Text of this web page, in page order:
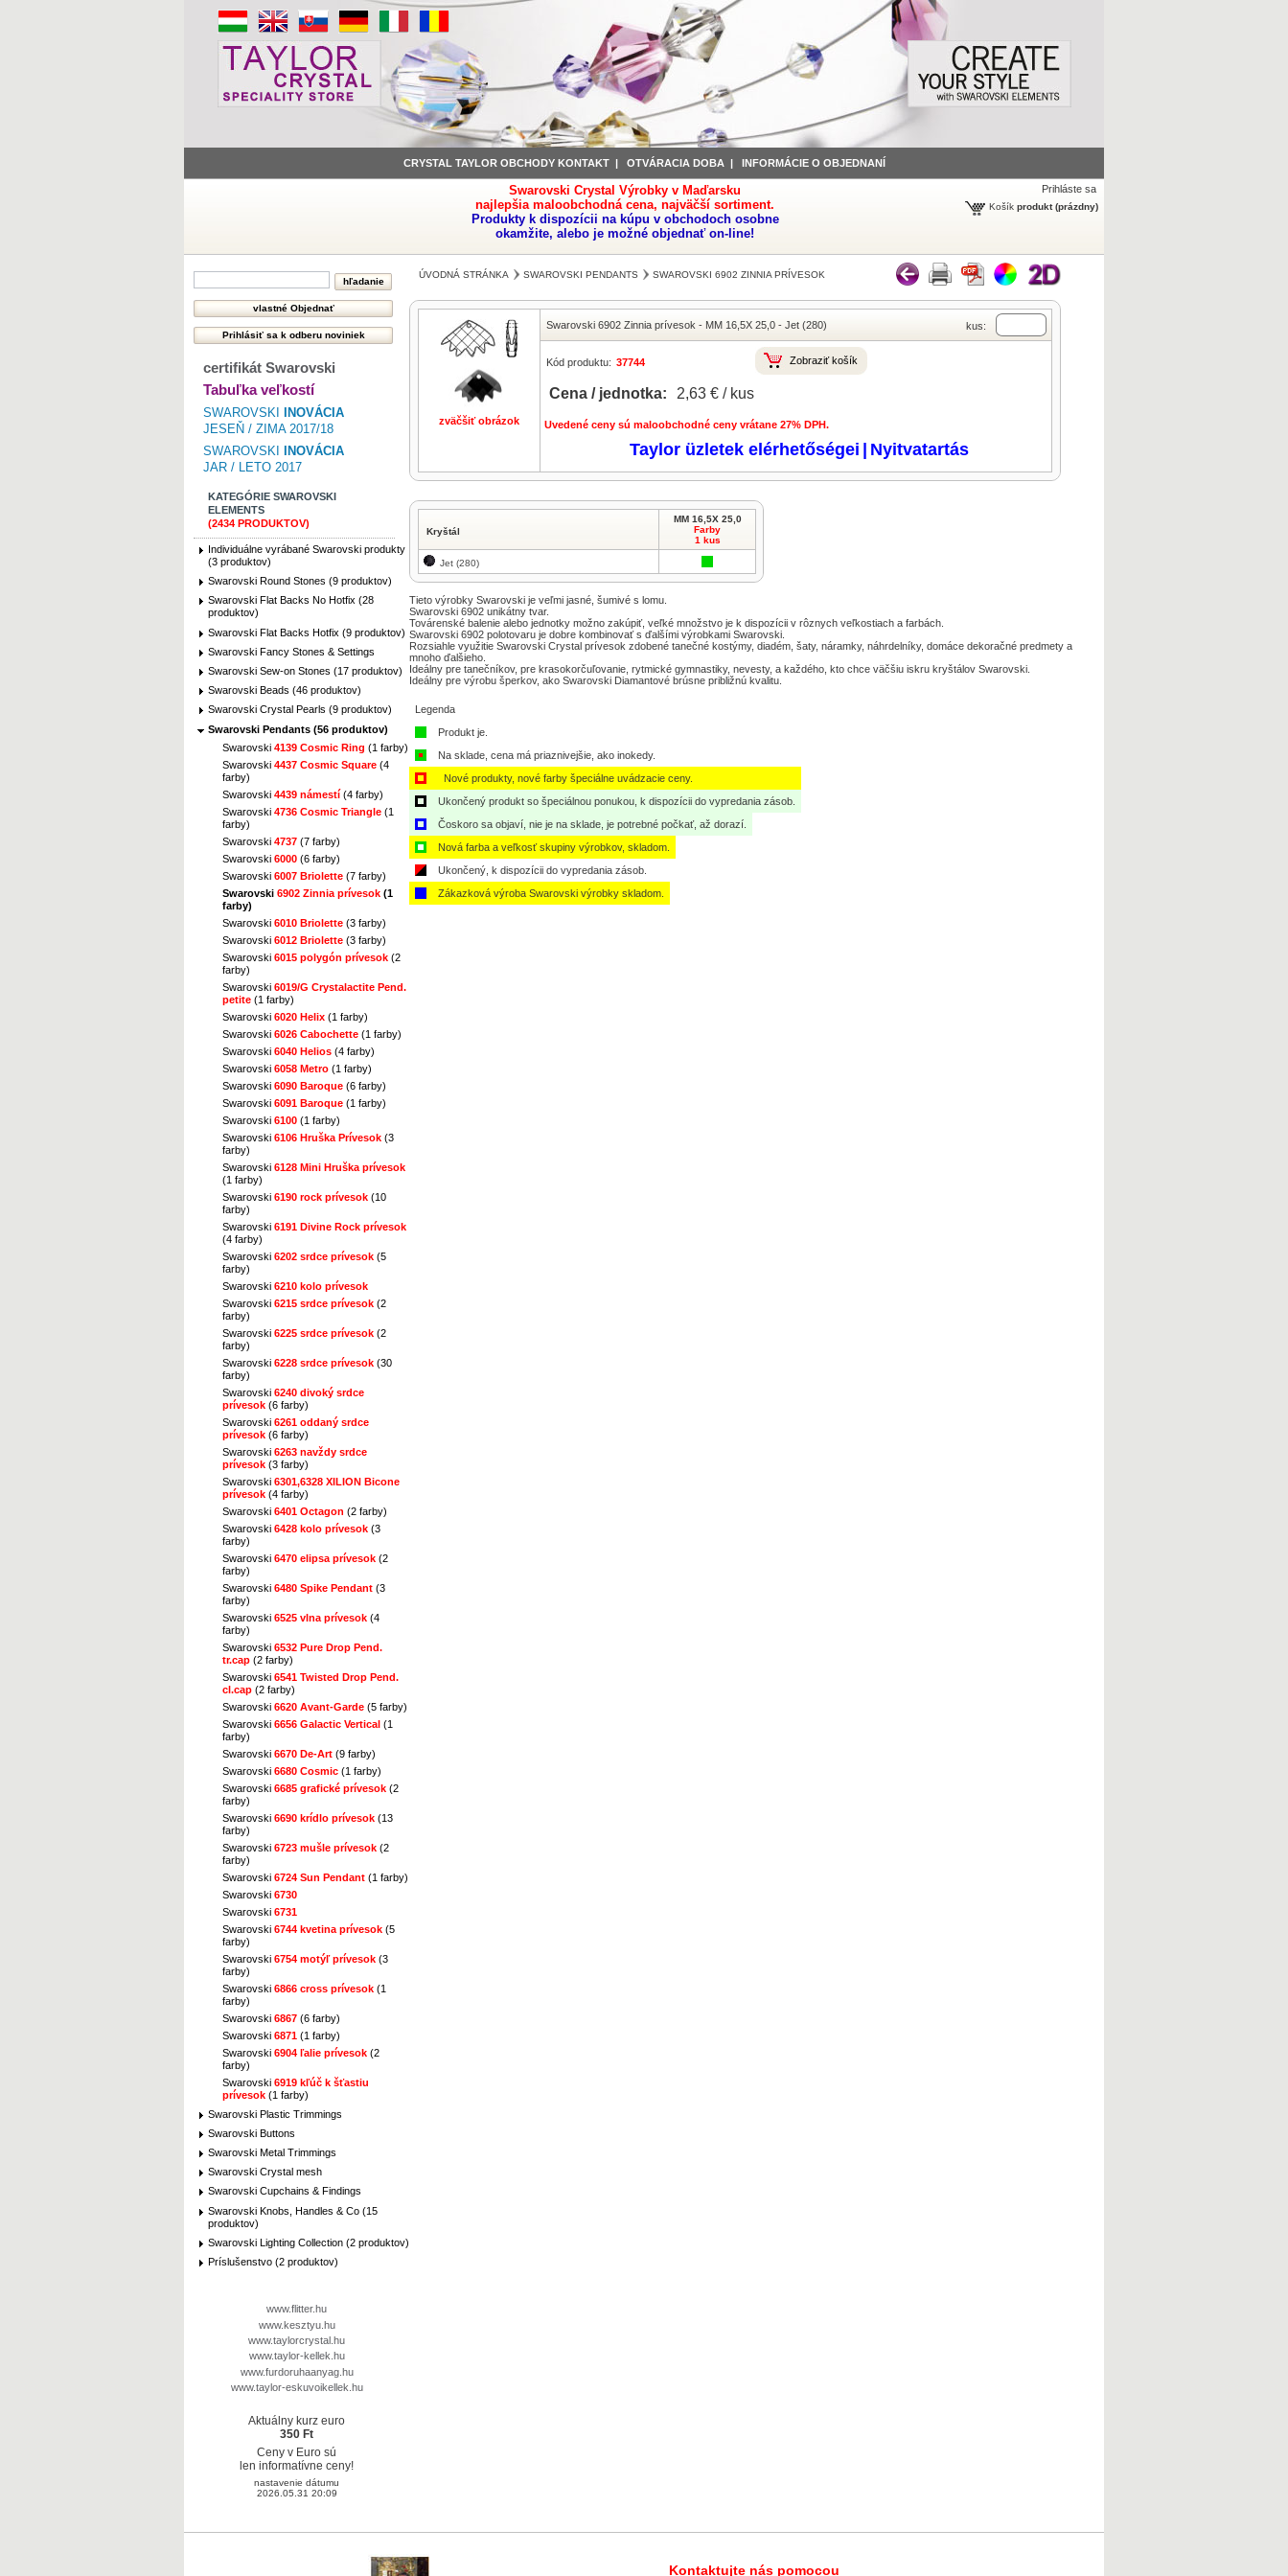
CRYSTAL TAYLOR OBCHODY KONTAKT| OTVÁRACIA DOBA | INFORMÁCIE O OBJEDNANÍ
Swarovski Crystal Výrobky v Maďarsku
najlepšia maloobchodná cena, najväčší sortiment.
Produkty k dispozícii na kúpu v obchodoch osobne
okamžite, alebo je možné objednať on-line!
Prihláste sa
Košík produkt (prázdny)
certifikát Swarovski
Tabuľka veľkostí
SWAROVSKI
INOVÁCIA
JESEŇ / ZIMA 2017/18
SWAROVSKI
INOVÁCIA
JAR / LETO 2017
KATEGÓRIE SWAROVSKI
ELEMENTS
(2434 PRODUKTOV)
Individuálne vyrábané Swarovski produkty
(3 produktov)
Swarovski Round Stones (9 produktov)
Swarovski Flat Backs No Hotfix (28
produktov)
Swarovski Flat Backs Hotfix (9 produktov)
Swarovski Fancy Stones & Settings
Swarovski Sew-on Stones (17 produktov)
Swarovski Beads (46 produktov)
Swarovski Crystal Pearls (9 produktov)
Swarovski Pendants (56 produktov)
Swarovski 4139 Cosmic Ring (1 farby)
Swarovski 4437 Cosmic Square (4
farby)
Swarovski 4439 námestí (4 farby)
Swarovski 4736 Cosmic Triangle (1
farby)
Swarovski 4737 (7 farby)
Swarovski 6000 (6 farby)
Swarovski 6007 Briolette (7 farby)
Swarovski 6902 Zinnia prívesok (1
farby)
Swarovski 6010 Briolette (3 farby)
Swarovski 6012 Briolette (3 farby)
Swarovski 6015 polygón prívesok (2
farby)
Swarovski 6019/G Crystalactite Pend.
petite (1 farby)
Swarovski 6020 Helix (1 farby)
Swarovski 6026 Cabochette (1 farby)
Swarovski 6040 Helios (4 farby)
Swarovski 6058 Metro (1 farby)
Swarovski 6090 Baroque (6 farby)
Swarovski 6091 Baroque (1 farby)
Swarovski 6100 (1 farby)
Swarovski 6106 Hruška Prívesok (3
farby)
Swarovski 6128 Mini Hruška prívesok
(1 farby)
Swarovski 6190 rock prívesok (10
farby)
Swarovski 6191 Divine Rock prívesok
(4 farby)
Swarovski 6202 srdce prívesok (5
farby)
Swarovski 6210 kolo prívesok
Swarovski 6215 srdce prívesok (2
farby)
Swarovski 6225 srdce prívesok (2
farby)
Swarovski 6228 srdce prívesok (30
farby)
Swarovski 6240 divoký srdce
prívesok (6 farby)
Swarovski 6261 oddaný srdce
prívesok (6 farby)
Swarovski 6263 navždy srdce
prívesok (3 farby)
Swarovski 6301,6328 XILION Bicone
prívesok (4 farby)
Swarovski 6401 Octagon (2 farby)
Swarovski 6428 kolo prívesok (3
farby)
Swarovski 6470 elipsa prívesok (2
farby)
Swarovski 6480 Spike Pendant (3
farby)
Swarovski 6525 vlna prívesok (4
farby)
Swarovski 6532 Pure Drop Pend.
tr.cap (2 farby)
Swarovski 6541 Twisted Drop Pend.
cl.cap (2 farby)
Swarovski 6620 Avant-Garde (5 farby)
Swarovski 6656 Galactic Vertical (1
farby)
Swarovski 6670 De-Art (9 farby)
Swarovski 6680 Cosmic (1 farby)
Swarovski 6685 grafické prívesok (2
farby)
Swarovski 6690 krídlo prívesok (13
farby)
Swarovski 6723 mušle prívesok (2
farby)
Swarovski 6724 Sun Pendant (1 farby)
Swarovski 6730
Swarovski 6731
Swarovski 6744 kvetina prívesok (5
farby)
Swarovski 6754 motýľ prívesok (3
farby)
Swarovski 6866 cross prívesok (1
farby)
Swarovski 6867 (6 farby)
Swarovski 6871 (1 farby)
Swarovski 6904 ľalie prívesok (2
farby)
Swarovski 6919 kľúč k šťastiu
prívesok (1 farby)
Swarovski Plastic Trimmings
Swarovski Buttons
Swarovski Metal Trimmings
Swarovski Crystal mesh
Swarovski Cupchains & Findings
Swarovski Knobs, Handles & Co (15
produktov)
Swarovski Lighting Collection (2 produktov)
Príslušenstvo (2 produktov)
www.flitter.hu
www.kesztyu.hu
www.taylorcrystal.hu
www.taylor-kellek.hu
www.furdoruhaanyag.hu
www.taylor-eskuvoikellek.hu
Aktuálny kurz euro
350 Ft
Ceny v Euro sú
len informatívne ceny!
nastavenie dátumu
2026.05.31 20:09
ÚVODNÁ STRÁNKA SWAROVSKI PENDANTS SWAROVSKI 6902 ZINNIA PRÍVESOK
zväčšiť obrázok
Swarovski 6902 Zinnia prívesok - MM 16,5X 25,0 - Jet (280) kus:
Kód produktu: 37744 Zobraziť košík
Cena / jednotka: 2,63 € / kus
Uvedené ceny sú maloobchodné ceny vrátane 27% DPH.
Taylor üzletek elérhetőségei Nyitvatartás
Kryštál
MM 16,5X 25,0
Farby
1 kus
Jet (280)
Tieto výrobky Swarovski je veľmi jasné, šumivé s lomu.
Swarovski 6902 unikátny tvar.
Továrenské balenie alebo jednotky možno zakúpiť, veľké množstvo je k dispozícii v rôznych veľkostiach a farbách.
Swarovski 6902 polotovaru je dobre kombinovať s ďalšími výrobkami Swarovski.
Rozsiahle využitie Swarovski Crystal prívesok zdobené tanečné kostýmy, diadém, šaty, náramky, náhrdelníky, domáce dekoračné predmety a
mnoho ďalšieho.
Ideálny pre tanečníkov, pre krasokorčuľovanie, rytmické gymnastiky, nevesty, a každého, kto chce väčšiu iskru kryštálov Swarovski.
Ideálny pre výrobu šperkov, ako Swarovski Diamantové brúsne približnú kvalitu.
Legenda
Produkt je.
Na sklade, cena má priaznivejšie, ako inokedy.
Nové produkty, nové farby špeciálne uvádzacie ceny.
Ukončený produkt so špeciálnou ponukou, k dispozícii do vypredania zásob.
Čoskoro sa objaví, nie je na sklade, je potrebné počkať, až dorazí.
Nová farba a veľkosť skupiny výrobkov, skladom.
Ukončený, k dispozícii do vypredania zásob.
Zákazková výroba Swarovski výrobky skladom.
Kontaktujte nás pomocou